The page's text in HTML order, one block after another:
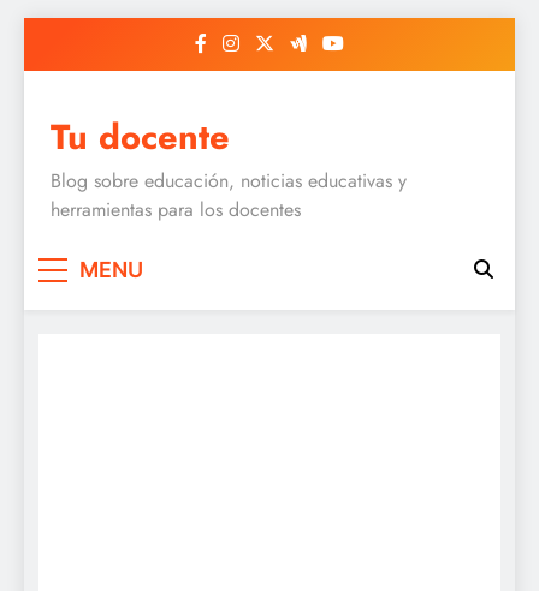
Tu docente
Blog sobre educación, noticias educativas y
herramientas para los docentes
MENU